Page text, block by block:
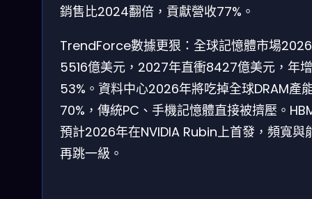
銷售比2024翻倍，貢獻營收77%。
TrendForce數據更狠：全球記憶體市場
5516億美元，2027年直衝8427億美元，年增
53%。資料中心2026年將吃掉全球DRAM產
70%，傳統PC、手機記憶體直接被擠壓。
預計2026年在NVIDIA Rubin上首發，頻寬與
再跳一級。